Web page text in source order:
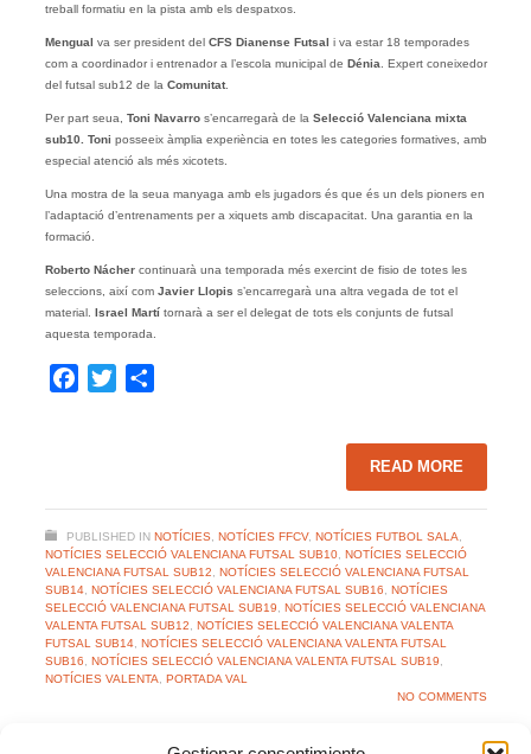
treball formatiu en la pista amb els despatxos.
Mengual va ser president del CFS Dianense Futsal i va estar 18 temporades
com a coordinador i entrenador a l’escola municipal de Dénia . Expert coneixedor
del futsal sub12 de la Comunitat.
Per part seua, Toni Navarro s’encarregarà de la Selecció Valenciana mixta
sub10.
Toni posseeix àmplia experiència en totes les categories formatives, amb
especial atenció als més xicotets.
Una mostra de la seua manyaga amb els jugadors és que és un dels pioners en
l’adaptació d’entrenaments per a xiquets amb discapacitat. Una garantia en la
formació.
Roberto Náchercontinuarà una temporada més exercint de fisio de totes les
seleccions, així com Javier Llopis s’encarregarà una altra vegada de tot el
material. Israel Martí tornarà a ser el delegat de tots els conjunts de futsal
aquesta temporada.
Facebook
Twitter
READ MORE
PUBLISHED IN NOTÍCIES, NOTÍCIES FFCV, NOTÍCIES FUTBOL SALA
NOTÍCIES SELECCIÓ VALENCIANA FUTSAL SUB10, NOTÍCIES SELECCIÓ
VALENCIANA FUTSAL SUB12
NOTÍCIES SELECCIÓ VALENCIANA FUTSAL
SUB14, NOTÍCIES SELECCIÓ VALENCIANA FUTSAL SUB16
NOTÍCIES
SELECCIÓ VALENCIANA FUTSAL SUB19
NOTÍCIES SELECCIÓ VALENCIANA
VALENTA FUTSAL SUB12
NOTÍCIES SELECCIÓ VALENCIANA VALENTA
FUTSAL SUB14, NOTÍCIES SELECCIÓ VALENCIANA VALENTA FUTSAL
SUB16
NOTÍCIES SELECCIÓ VALENCIANA VALENTA FUTSAL SUB19
NOTÍCIES VALENTA
PORTADA VAL
NO COMMENTS